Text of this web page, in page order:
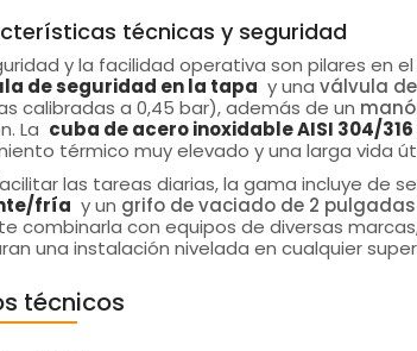
técnicas y seguridad
y la facilidad operativa son pilares en
de seguridad en la tapa y una válvula
calibradas a 0,45 bar), además de un
La cuba de acero inoxidable AISI 304/
térmico muy elevado y una larga vida
las tareas diarias, la gama incluye de
fría y un grifo de vaciado de 2 pulgadas
combinarla con equipos de diversas
una instalación nivelada en cualquier
técnicos